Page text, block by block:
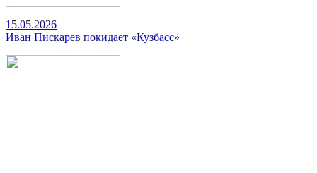
15.05.2026
Иван Пискарев покидает «Кузбасс»